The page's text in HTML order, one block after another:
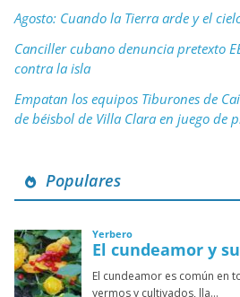
Agosto: Cuando la Tierra arde y el
Canciller cubano denuncia pretexto
contra la isla
Empatan los equipos Tiburones de
de béisbol de Villa Clara en juego de
Populares